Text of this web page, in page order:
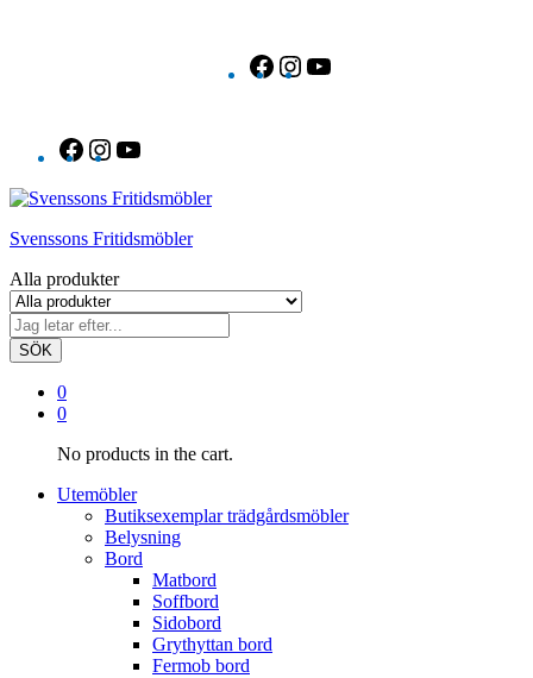
FacebookInstagram
FacebookInstagram
Svenssons Fritidsmöbler
Alla produkter
SÖK
0
0
No products in the cart.
Utemöbler
Butiksexemplar trädgårdsmöbler
Belysning
Bord
Matbord
Soffbord
Sidobord
Grythyttan bord
Fermob bord